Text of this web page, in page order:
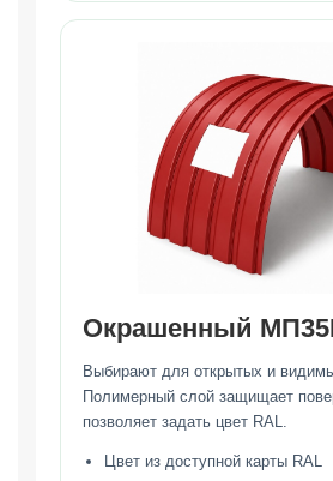
Окрашенный
Выбирают для открытых и
Полимерный слой защищает
позволяет задать цвет RAL.
Цвет из доступной карты RAL